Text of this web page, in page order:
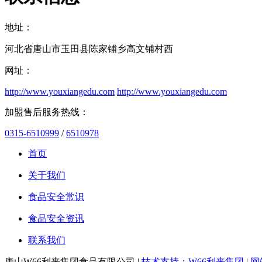
地址：
河北省唐山市玉田县陈家铺乡高文铺村西
网址：
http://www.youxiangedu.com http://www.youxiangedu.com
加盟售后服务热线：
0315-6510999 /6510978
首页
关于我们
食品安全常识
食品安全资讯
联系我们